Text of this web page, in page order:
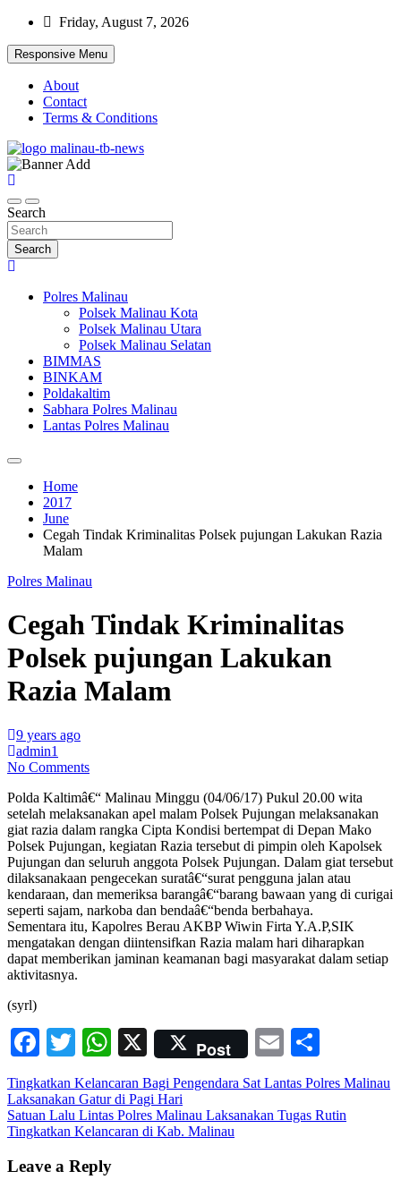
Skip
content
Friday, August 7, 2026
Responsive Menu
About
Contact
Terms & Conditions
Pelangiresmalinau.com
Beranda Warta Bhayangkara
Search
Search
Polres Malinau
Polsek Malinau Kota
Polsek Malinau Utara
Polsek Malinau Selatan
BIMMAS
BINKAM
Poldakaltim
Sabhara Polres Malinau
Lantas Polres Malinau
Home
2017
June
Cegah Tindak Kriminalitas Polsek pujungan Lakukan Razia
Malam
Polres Malinau
Cegah Tindak Kriminalitas
Polsek pujungan Lakukan
Razia Malam
9 years ago
admin1
No Comments
Polda Kaltimâ€“ Malinau Minggu (04/06/17) Pukul 20.00 wita
setelah melaksanakan apel malam Polsek Pujungan melaksanakan
giat razia dalam rangka Cipta Kondisi bertempat di Depan Mako
Polsek Pujungan, kegiatan Razia tersebut di pimpin oleh Kapolsek
Pujungan dan seluruh anggota Polsek Pujungan. Dalam giat tersebut
dilaksanakaan pengecekan suratâ€“surat pengguna jalan atau
kendaraan, dan memeriksa barangâ€“barang bawaan yang di curigai
seperti sajam, narkoba dan bendaâ€“benda berbahaya.
Sementara itu, Kapolres Berau AKBP Wiwin Firta Y.A.P,SIK
mengatakan dengan diintensifkan Razia malam hari diharapkan
dapat memberikan jaminan keamanan bagi masyarakat dalam setiap
aktivitasnya.
(syrl)
Facebook
TwitterWhatsApp
X Post Email
Post
navigation
Tingkatkan Kelancaran Bagi Pengendara Sat Lantas Polres Malinau
Laksanakan Gatur di Pagi Hari
Satuan Lalu Lintas Polres Malinau Laksanakan Tugas Rutin
Tingkatkan Kelancaran di Kab. Malinau
Leave a Reply